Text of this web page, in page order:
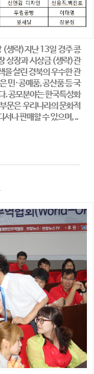
생략)지난 13일 경주 콩
상장과 시상금 (생략)관
을 살린 경북의 우수한 관
민·공예품, 공산품 등 국
. 공모분야는 한국특성화
문은 우리나라의 문화적
나 판매할 수 있으며, ..